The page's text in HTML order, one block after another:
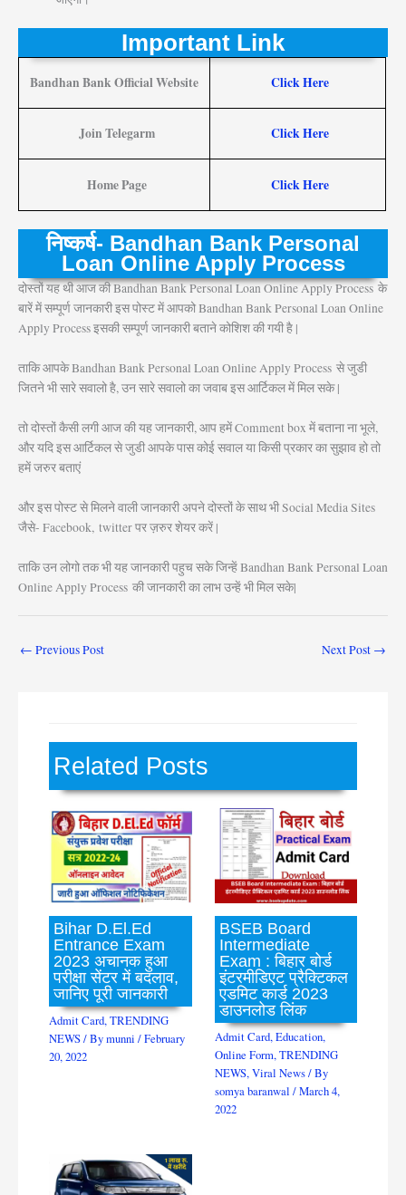
Important Link
Bandhan Bank Official Website Click Here
Join Telegarm Click Here
Home Page Click Here
निष्कर्ष- Bandhan Bank Personal
Loan Online Apply Process
दोस्तों यह थी आज की Bandhan Bank Personal Loan Online Apply Process के
बारें में सम्पूर्ण जानकारी इस पोस्ट में आपको Bandhan Bank Personal Loan Online
Apply Process इसकी सम्पूर्ण जानकारी बताने कोशिश की गयी है |
ताकि आपके Bandhan Bank Personal Loan Online Apply Process से जुडी
जितने भी सारे सवालो है, उन सारे सवालो का जवाब इस आर्टिकल में मिल सके |
तो दोस्तों कैसी लगी आज की यह जानकारी, आप हमें Comment box में बताना ना भूले,
और यदि इस आर्टिकल से जुडी आपके पास कोई सवाल या किसी प्रकार का सुझाव हो तो
हमें जरुर बताएं
और इस पोस्ट से मिलने वाली जानकारी अपने दोस्तों के साथ भी Social Media Sites
जैसे- Facebook, twitter पर ज़रुर शेयर करें |
ताकि उन लोगो तक भी यह जानकारी पहुच सके जिन्हें Bandhan Bank Personal Loan
Online Apply Process की जानकारी का लाभ उन्हें भी मिल सके|
← Previous Post Next Post →
Related Posts
Bihar D.El.Ed
Entrance Exam
2023 अचानक हुआ
परीक्षा सेंटर में बदलाव,
जानिए पूरी जानकारी
Admit Card,TRENDING
NEWS/ Bymunni/February
20, 2022
BSEB Board
Intermediate
Exam : बिहार बोर्ड
इंटरमीडिएट प्रैक्टिकल
एडमिट कार्ड 2023
डाउनलोड लिंक
Admit Card,Education,
Online Form,TRENDING
NEWS,Viral News/ By
somya baranwal /March 4,
2022